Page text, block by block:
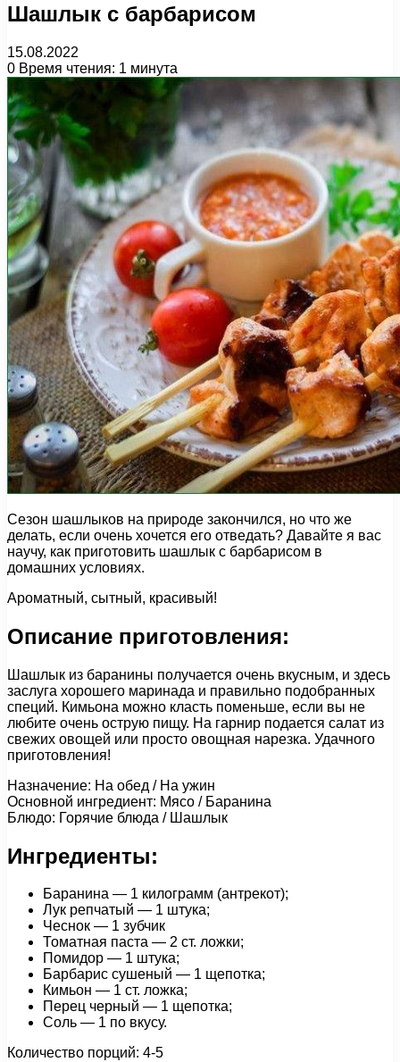
Шашлык с барбарисом
15.08.2022
0 Время чтения: 1 минута
Сезон шашлыков на природе закончился, но что же
делать, если очень хочется его отведать? Давайте я вас
научу, как приготовить шашлык с барбарисом в
домашних условиях.
Ароматный, сытный, красивый!
Описание приготовления:
Шашлык из баранины получается очень вкусным, и здесь
заслуга хорошего маринада и правильно подобранных
специй. Кимьона можно класть поменьше, если вы не
любите очень острую пищу. На гарнир подается салат из
свежих овощей или просто овощная нарезка. Удачного
приготовления!
Назначение: На обед / На ужин
Основной ингредиент: Мясо / Баранина
Блюдо: Горячие блюда / Шашлык
Ингредиенты:
Баранина — 1 килограмм (антрекот);
Лук репчатый — 1 штука;
Чеснок — 1 зубчик
Томатная паста — 2 ст. ложки;
Помидор — 1 штука;
Барбарис сушеный — 1 щепотка;
Кимьон — 1 ст. ложка;
Перец черный — 1 щепотка;
Соль — 1 по вкусу.
Количество порций: 4-5